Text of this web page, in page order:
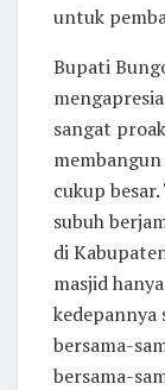
untuk
Bupati
sangat
cukup
subuh
di
masjid
kedepannya
bersama-
bersama-